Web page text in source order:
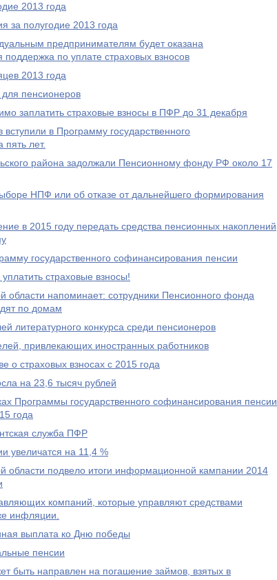
2013 года
за полугодие 2013 года
предпринимателям будет оказана
по уплате страховых взносов
2013 года
пенсионеров
заплатить страховые взносы в ПФР до 31 декабря
в Программу государственного
лет.
района задолжали Пенсионному фонду РФ около 17
НПФ или об отказе от дальнейшего формирования
в 2015 году передать средства пенсионных накоплений
государственного софинансирования пенсии
страховые взносы!
напоминает: сотрудники Пенсионного фонда
по домам
литературного конкурса среди пенсионеров
привлекающих иностранных работников
о страховых взносах с 2015 года
на 23,6 тысяч рублей
Программы государственного софинансирования пенсии
года
служба ПФР
увеличатся на 11,4 %
области подвело итоги информационной кампании 2014
компаний, которые управляют средствами
инфляции.
выплата ко Дню победы
пенсии
быть направлен на погашение займов, взятых в